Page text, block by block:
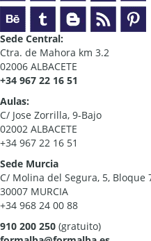
Sede Central:
Ctra. de Mahora km 3.2
02006 ALBACETE
+34 967 22 16 51
Aulas:
C/ Jose Zorrilla, 9-Bajo
02002 ALBACETE
+34 967 22 16 51
Sede Murcia
C/ Molina del Segura, 5, Bloque
30007 MURCIA
+34 968 24 00 88
910 200 250 (gratuito)